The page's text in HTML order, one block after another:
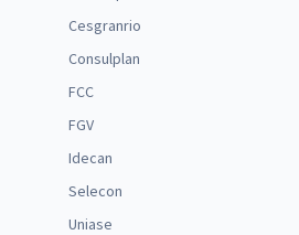
para Todos os Cargos de Ensino
Médio
à vista
R$19,32
Cesgranrio
Consulplan
FCC
FGV
Idecan
Selecon
Uniase